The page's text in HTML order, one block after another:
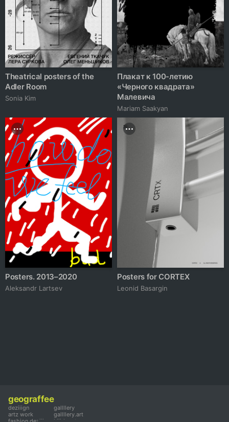
Theatrical posters of the
Adler Room
Sonia Kim
Плакат к 100-летию
«Черного квадрата»
Малевича
Mariam Saakyan
Posters. 2013–2020
Аleksandr Lartsev
Posters for CORTEX
Leonid Basargin
geograffee
deziiign
artz work
gallllery
gallllery.art